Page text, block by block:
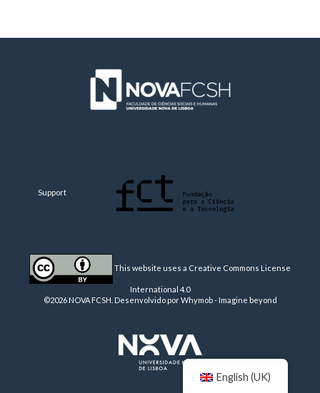
Support
This website uses a Creative Commons License
International 4.0
©2026 NOVA FCSH. Desenvolvido porWhymob - Imagine beyond
English (UK)